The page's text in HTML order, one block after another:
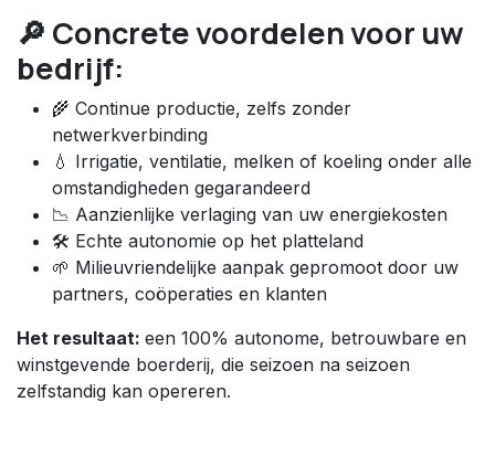
🔎 Concrete voordelen voor uw
bedrijf:
🌾 Continue productie, zelfs zonder
netwerkverbinding
💧 Irrigatie, ventilatie, melken of koeling onder alle
omstandigheden gegarandeerd
📉 Aanzienlijke verlaging van uw energiekosten
🛠️ Echte autonomie op het platteland
🌱 Milieuvriendelijke aanpak gepromoot door uw
partners, coöperaties en klanten
Het resultaat: een 100% autonome, betrouwbare en
winstgevende boerderij, die seizoen na seizoen
zelfstandig kan opereren.